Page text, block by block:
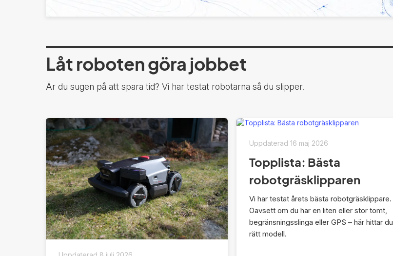
Låt roboten göra jobbet
Är du sugen på att spara tid? Vi har testat robotarna så du slipper.
Uppdaterad16 maj 2026
Topplista: Bästa
robotgräsklipparen
Vi har testat årets bästa robotgräsklippare.
Oavsett om du har en liten eller stor tomt,
begränsningsslinga eller GPS – här hittar du
rätt modell.